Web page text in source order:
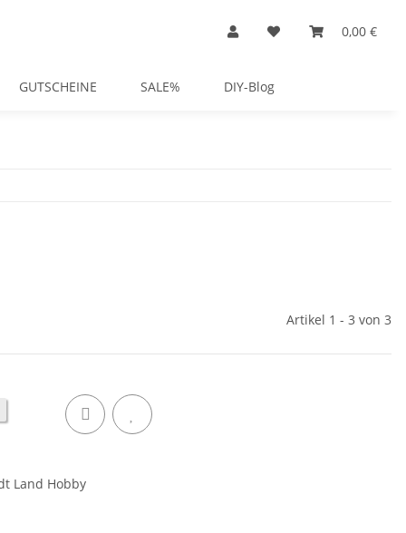
0,00 €
GUTSCHEINE SALE% DIY-Blog
Artikel 1 - 3 von 3